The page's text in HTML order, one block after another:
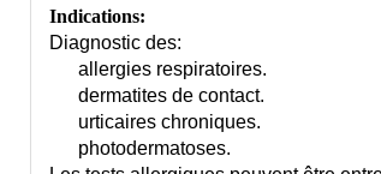
Indications:
Diagnostic des:
allergies respiratoires.
dermatites de contact.
urticaires chroniques.
photodermatoses.